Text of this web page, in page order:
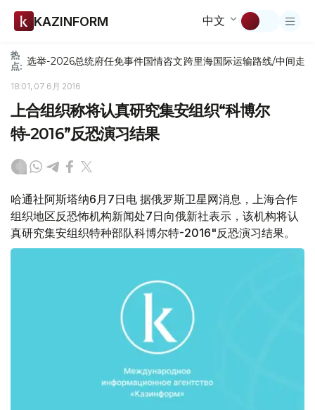
KAZINFORM 中文
热
点: 选举-2026总统府任免事件国情咨文跨里海国际运输路线/中间走廊
18:01, 07 6月 2016
上合组织称将认真研究集安组织“科博尔
特-2016”反恐演习结果
哈通社阿斯塔纳6月7日电 据俄罗斯卫星网消息，上海合作
组织地区反恐怖机构新闻处7日向俄新社表示，该机构将认
真研究集安组织特种部队科博尔特-2016"反恐演习结果。